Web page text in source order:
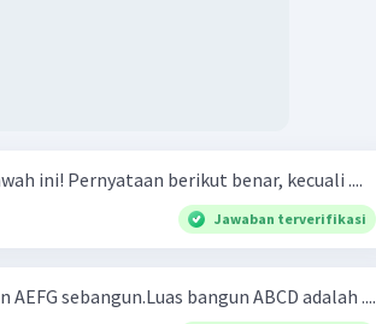
Perhatikan gambar di bawah ini! Pernyataan berikut benar, kecuali ....
Jawaban terverifikasi
AEFG sebangun.Luas bangun ABCD adalah ....